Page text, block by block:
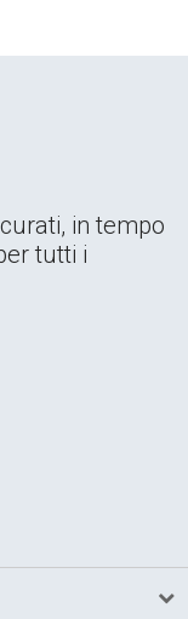
in tempo
tutti i